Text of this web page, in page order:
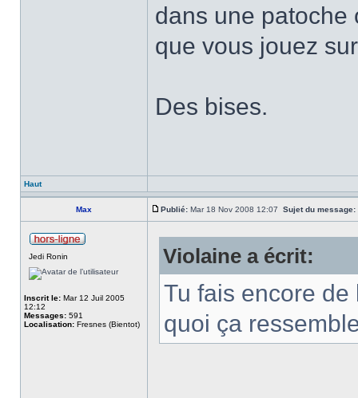
dans une patoche
que vous jouez
Des bises.
Haut
Max Publié: Mar 18 Nov 2008 12:07 Sujet du message:
Jedi Ronin
Inscrit le: Mar 12 Juil 2005
12:12
Messages: 591
Localisation: Fresnes (Bientot)
Violaine a écrit:
Tu fais encore
quoi ça